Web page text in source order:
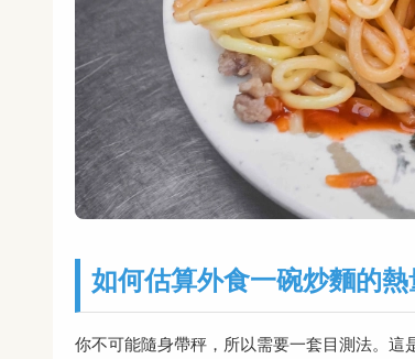
如何估算外食一碗炒麵的
你不可能隨身帶秤，所以需要一套目測法。這